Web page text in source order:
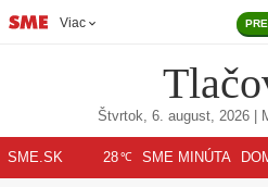
Viac
Štvrtok, 6. august, 2026|
SME.SK 28℃ SME MINÚTA